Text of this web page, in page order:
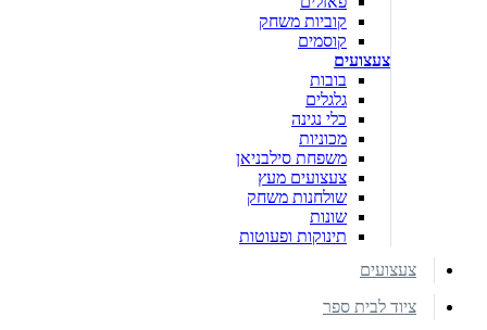
קוביות משחק
קוסמים
צעצועים
בובות
גלגלים
כלי נגינה
מכוניות
משפחת סילבניאן
צעצועים מעץ
שולחנות משחק
שונות
תינוקות ופעוטות
צעצועים
ציוד לבית ספר